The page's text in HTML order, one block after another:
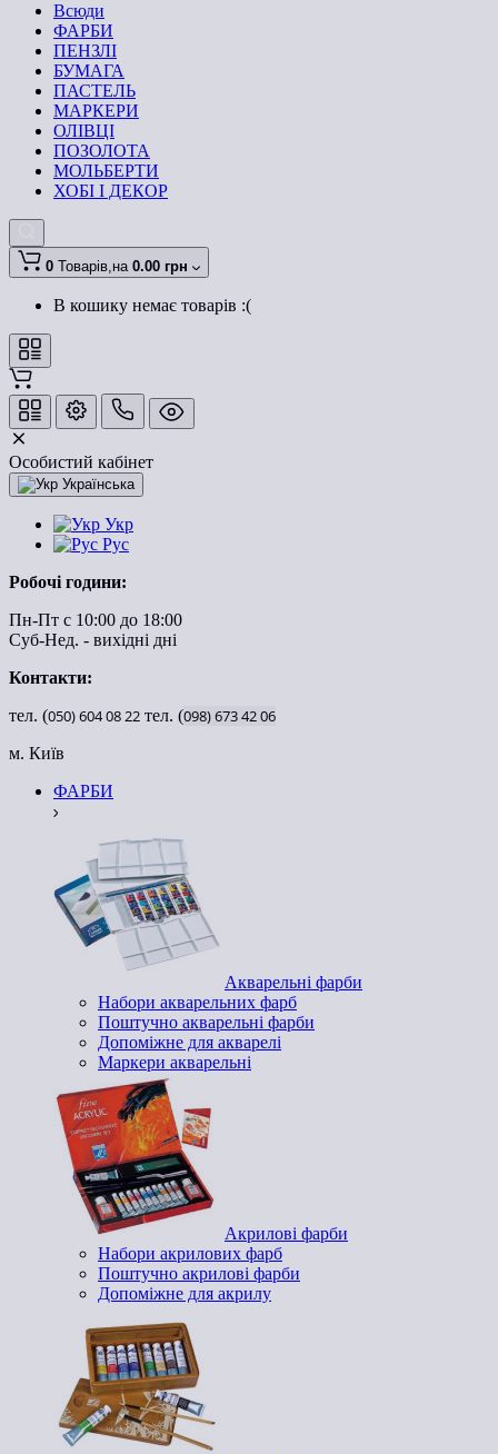
Всюди
ФАРБИ
ПЕНЗЛІ
БУМАГА
ПАСТЕЛЬ
МАРКЕРИ
ОЛІВЦІ
ПОЗОЛОТА
МОЛЬБЕРТИ
ХОБІ І ДЕКОР
0 Товарів,на 0.00 грн
В кошику немає товарів :(
Особистий кабінет
Українська
Укр
Рус
Робочі години:
Пн-Пт с 10:00 до 18:00
Суб-Нед. - вихідні дні
Контакти:
тел. (050)6040822 тел. (098)6734206
м. Київ
ФАРБИ
Акварельні фарби
Набори акварельних фарб
Поштучно акварельні фарби
Допоміжне для акварелі
Маркери акварельні
Акрилові фарби
Набори акрилових фарб
Поштучно акрилові фарби
Допоміжне для акрилу